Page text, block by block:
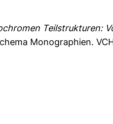
Teilstrukturen:
Monographien.